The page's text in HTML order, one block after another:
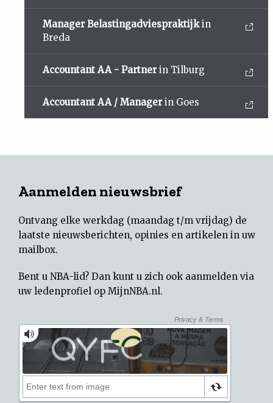
Manager Belastingadviespraktijkin
Breda
Accountant AA - Partner in Tilburg
Accountant AA / Manager in Goes
Aanmelden nieuwsbrief
Ontvang elke werkdag (maandag t/m vrijdag) de
laatste nieuwsberichten, opinies en artikelen in uw
mailbox.
Bent u NBA-lid? Dan kunt u zich ook aanmelden via
uw ledenprofiel op MijnNBA.nl.